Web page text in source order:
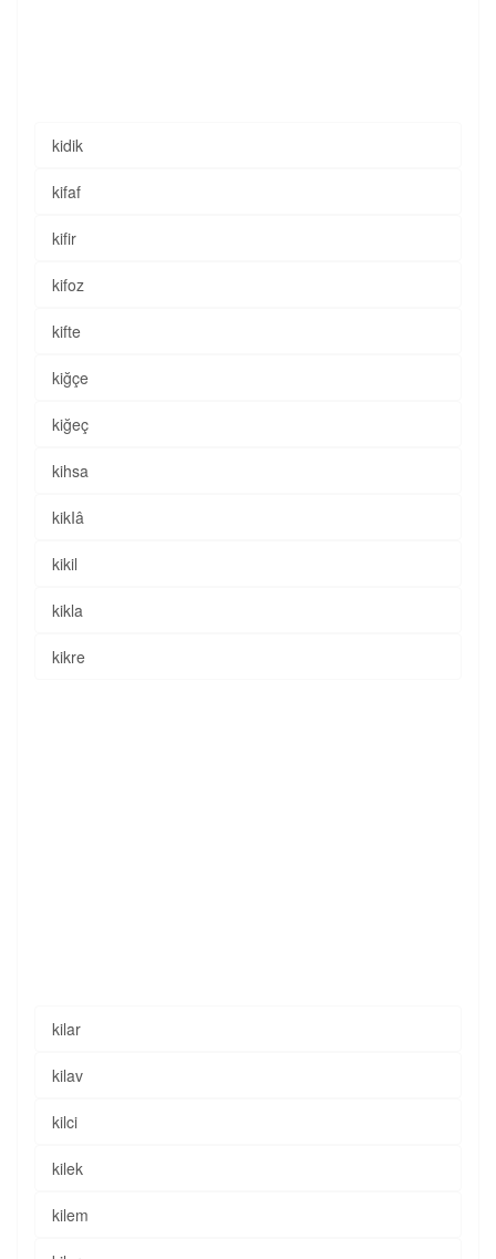
kidik
kifaf
kifir
kifoz
kifte
kiğçe
kiğeç
kihsa
kikIâ
kikil
kikla
kikre
kilar
kilav
kilci
kilek
kilem